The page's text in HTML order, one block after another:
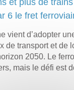
6 le fret
vient d’adopter
de transport et de
2050. Le
mais le défi est